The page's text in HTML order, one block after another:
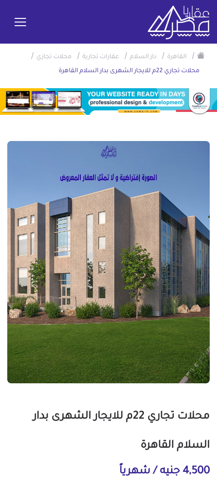
/ القاهرة / دار السلام / عقارات تجارية / محلات تجاري /
محلات تجاري 22م للايجار الشهرى بدار السلام القاهرة
محلات تجاري 22م للايجار الشهرى بدار
السلام القاهرة
4,500 جنيه / شهرياً